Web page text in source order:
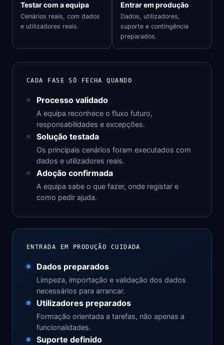
Testar com a equipa
Cenários reais, com dados
e utilizadores reais.
Entrar em produção
Dados, utilizadores,
suporte e contingência
preparados.
CADA FASE SÓ FECHA QUANDO
Processo validado
A equipa reconhece o fluxo futuro,
responsabilidades e excepções.
Solução testada
Os principais cenários foram executados com
dados e utilizadores reais.
Adoção confirmada
A equipa sabe o que fazer, onde registar e
como pedir ajuda.
ENTRADA EM PRODUÇÃO CUIDADA
Dados preparados
Limpeza, importação e validação dos dados
necessários para arrancar.
Utilizadores preparados
Formação orientada a tarefas, não apenas a
funcionalidades.
Suporte definido